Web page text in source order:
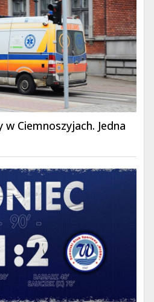
Ciemnoszyjach. Jedna